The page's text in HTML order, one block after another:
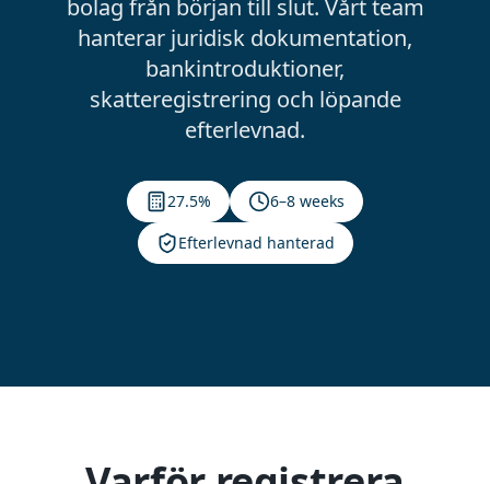
bolag från början till slut. Vårt team
hanterar juridisk dokumentation,
bankintroduktioner,
skatteregistrering och löpande
efterlevnad.
27.5%
6–8 weeks
Efterlevnad hanterad